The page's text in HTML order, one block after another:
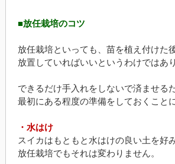
■放任栽培のコツ
放任栽培といっても、苗を植え付けた
放置していればいいというわけではあ
できるだけ手入れをしないで済ませる
最初にある程度の準備をしておくこと
・水はけ
スイカはもともと水はけの良い土を好
放任栽培でもそれは変わりません。